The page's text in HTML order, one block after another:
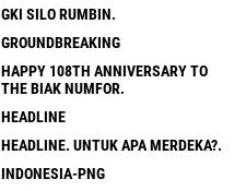
GKI SILO RUMBIN.
GROUNDBREAKING
HAPPY 108TH ANNIVERSARY TO
THE BIAK NUMFOR.
HEADLINE
HEADLINE. UNTUK APA MERDEKA?.
INDONESIA-PNG